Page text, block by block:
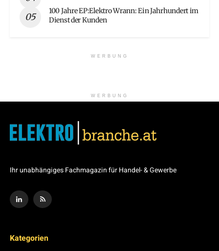
100 Jahre EP:Elektro Wrann: Ein Jahrhundert im
Dienst der Kunden
WERBUNG
WERBUNG
Ihr unabhängiges Fachmagazin für Handel- & Gewerbe
Kategorien